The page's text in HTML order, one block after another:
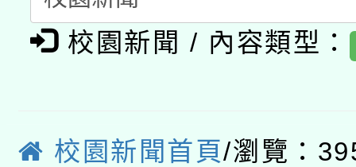
pilot」
有關大陸委員會函釋公
薪期間赴陸應申請許可
轉知經濟部水利署委託
用水績優單位及節水達
桃園市孔廟祈福系列
2026年桃園地景藝術
校園新聞 / 內容類型：
校園新聞首頁/瀏覽：